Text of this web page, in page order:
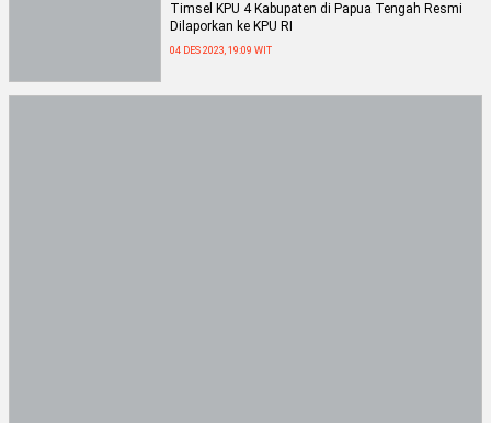
Timsel KPU 4 Kabupaten di Papua Tengah Resmi
Dilaporkan ke KPU RI
04 DES 2023, 19:09 WIT